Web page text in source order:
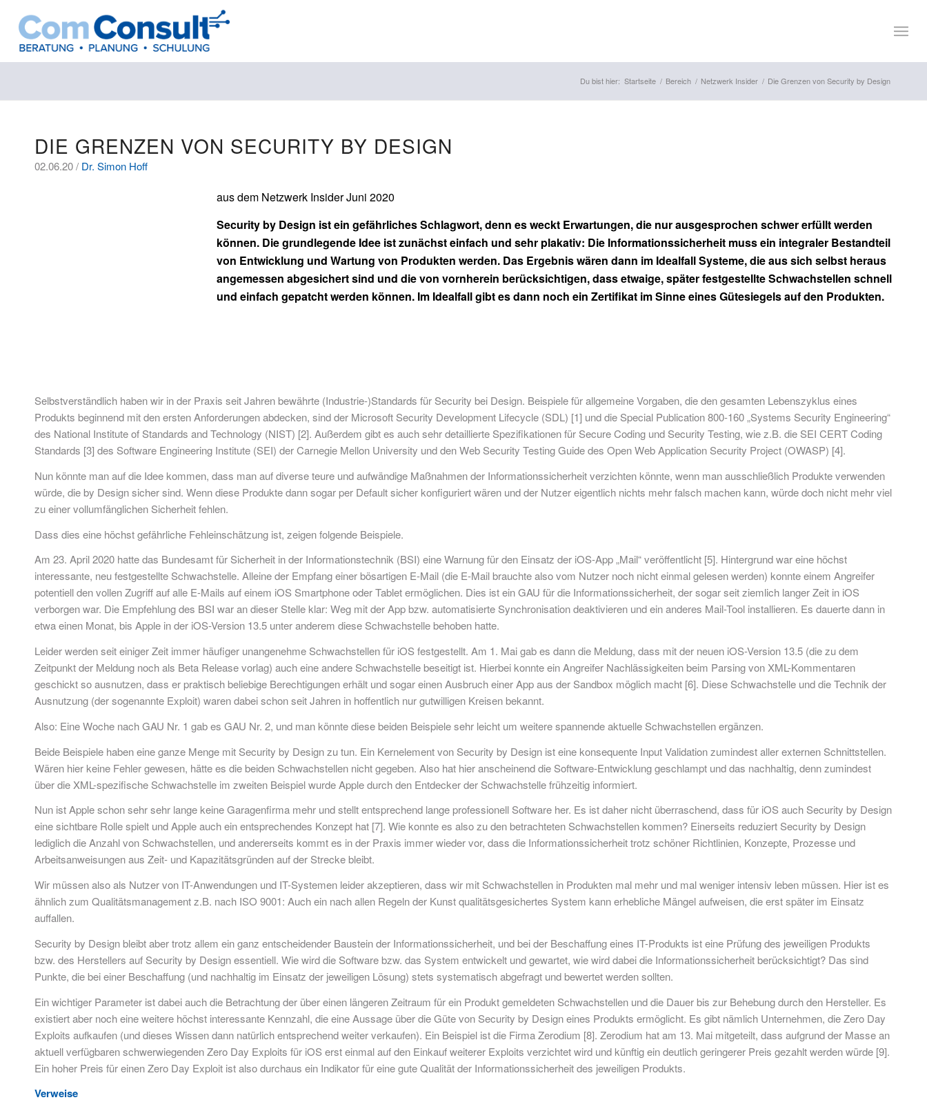
Du bist hier: Startseite / Bereich / Netzwerk Insider / Die Grenzen von Security by Design
DIE GRENZEN VON SECURITY BY DESIGN
02.06.20 / Dr. Simon Hoff
aus dem Netzwerk Insider Juni 2020
Security by Design ist ein gefährliches Schlagwort, denn es weckt Erwartungen, die nur ausgesprochen schwer erfüllt werden
können. Die grundlegende Idee ist zunächst einfach und sehr plakativ: Die Informationssicherheit muss ein integraler Bestandteil
von Entwicklung und Wartung von Produkten werden. Das Ergebnis wären dann im Idealfall Systeme, die aus sich selbst heraus
angemessen abgesichert sind und die von vornherein berücksichtigen, dass etwaige, später festgestellte Schwachstellen schnell
und einfach gepatcht werden können. Im Idealfall gibt es dann noch ein Zertifikat im Sinne eines Gütesiegels auf den Produkten.
Selbstverständlich haben wir in der Praxis seit Jahren bewährte (Industrie-)Standards für Security bei Design. Beispiele für allgemeine Vorgaben, die den gesamten Lebenszyklus eines
Produkts beginnend mit den ersten Anforderungen abdecken, sind der Microsoft Security Development Lifecycle (SDL) [1] und die Special Publication 800-160 „Systems Security Engineering“
des National Institute of Standards and Technology (NIST) [2]. Außerdem gibt es auch sehr detaillierte Spezifikationen für Secure Coding und Security Testing, wie z.B. die SEI CERT Coding
Standards [3] des Software Engineering Institute (SEI) der Carnegie Mellon University und den Web Security Testing Guide des Open Web Application Security Project (OWASP) [4].
Nun könnte man auf die Idee kommen, dass man auf diverse teure und aufwändige Maßnahmen der Informationssicherheit verzichten könnte, wenn man ausschließlich Produkte verwenden
würde, die by Design sicher sind. Wenn diese Produkte dann sogar per Default sicher konfiguriert wären und der Nutzer eigentlich nichts mehr falsch machen kann, würde doch nicht mehr viel
zu einer vollumfänglichen Sicherheit fehlen.
Dass dies eine höchst gefährliche Fehleinschätzung ist, zeigen folgende Beispiele.
Am 23. April 2020 hatte das Bundesamt für Sicherheit in der Informationstechnik (BSI) eine Warnung für den Einsatz der iOS-App „Mail“ veröffentlicht [5]. Hintergrund war eine höchst
interessante, neu festgestellte Schwachstelle. Alleine der Empfang einer bösartigen E-Mail (die E-Mail brauchte also vom Nutzer noch nicht einmal gelesen werden) konnte einem Angreifer
potentiell den vollen Zugriff auf alle E-Mails auf einem iOS Smartphone oder Tablet ermöglichen. Dies ist ein GAU für die Informationssicherheit, der sogar seit ziemlich langer Zeit in iOS
verborgen war. Die Empfehlung des BSI war an dieser Stelle klar: Weg mit der App bzw. automatisierte Synchronisation deaktivieren und ein anderes Mail-Tool installieren. Es dauerte dann in
etwa einen Monat, bis Apple in der iOS-Version 13.5 unter anderem diese Schwachstelle behoben hatte.
Leider werden seit einiger Zeit immer häufiger unangenehme Schwachstellen für iOS festgestellt. Am 1. Mai gab es dann die Meldung, dass mit der neuen iOS-Version 13.5 (die zu dem
Zeitpunkt der Meldung noch als Beta Release vorlag) auch eine andere Schwachstelle beseitigt ist. Hierbei konnte ein Angreifer Nachlässigkeiten beim Parsing von XML-Kommentaren
geschickt so ausnutzen, dass er praktisch beliebige Berechtigungen erhält und sogar einen Ausbruch einer App aus der Sandbox möglich macht [6]. Diese Schwachstelle und die Technik der
Ausnutzung (der sogenannte Exploit) waren dabei schon seit Jahren in hoffentlich nur gutwilligen Kreisen bekannt.
Also: Eine Woche nach GAU Nr. 1 gab es GAU Nr. 2, und man könnte diese beiden Beispiele sehr leicht um weitere spannende aktuelle Schwachstellen ergänzen.
Beide Beispiele haben eine ganze Menge mit Security by Design zu tun. Ein Kernelement von Security by Design ist eine konsequente Input Validation zumindest aller externen Schnittstellen.
Wären hier keine Fehler gewesen, hätte es die beiden Schwachstellen nicht gegeben. Also hat hier anscheinend die Software-Entwicklung geschlampt und das nachhaltig, denn zumindest
über die XML-spezifische Schwachstelle im zweiten Beispiel wurde Apple durch den Entdecker der Schwachstelle frühzeitig informiert.
Nun ist Apple schon sehr sehr lange keine Garagenfirma mehr und stellt entsprechend lange professionell Software her. Es ist daher nicht überraschend, dass für iOS auch Security by Design
eine sichtbare Rolle spielt und Apple auch ein entsprechendes Konzept hat [7]. Wie konnte es also zu den betrachteten Schwachstellen kommen? Einerseits reduziert Security by Design
lediglich die Anzahl von Schwachstellen, und andererseits kommt es in der Praxis immer wieder vor, dass die Informationssicherheit trotz schöner Richtlinien, Konzepte, Prozesse und
Arbeitsanweisungen aus Zeit- und Kapazitätsgründen auf der Strecke bleibt.
Wir müssen also als Nutzer von IT-Anwendungen und IT-Systemen leider akzeptieren, dass wir mit Schwachstellen in Produkten mal mehr und mal weniger intensiv leben müssen. Hier ist es
ähnlich zum Qualitätsmanagement z.B. nach ISO 9001: Auch ein nach allen Regeln der Kunst qualitätsgesichertes System kann erhebliche Mängel aufweisen, die erst später im Einsatz
auffallen.
Security by Design bleibt aber trotz allem ein ganz entscheidender Baustein der Informationssicherheit, und bei der Beschaffung eines IT-Produkts ist eine Prüfung des jeweiligen Produkts
bzw. des Herstellers auf Security by Design essentiell. Wie wird die Software bzw. das System entwickelt und gewartet, wie wird dabei die Informationssicherheit berücksichtigt? Das sind
Punkte, die bei einer Beschaffung (und nachhaltig im Einsatz der jeweiligen Lösung) stets systematisch abgefragt und bewertet werden sollten.
Ein wichtiger Parameter ist dabei auch die Betrachtung der über einen längeren Zeitraum für ein Produkt gemeldeten Schwachstellen und die Dauer bis zur Behebung durch den Hersteller. Es
existiert aber noch eine weitere höchst interessante Kennzahl, die eine Aussage über die Güte von Security by Design eines Produkts ermöglicht. Es gibt nämlich Unternehmen, die Zero Day
Exploits aufkaufen (und dieses Wissen dann natürlich entsprechend weiter verkaufen). Ein Beispiel ist die Firma Zerodium [8]. Zerodium hat am 13. Mai mitgeteilt, dass aufgrund der Masse an
aktuell verfügbaren schwerwiegenden Zero Day Exploits für iOS erst einmal auf den Einkauf weiterer Exploits verzichtet wird und künftig ein deutlich geringerer Preis gezahlt werden würde [9].
Ein hoher Preis für einen Zero Day Exploit ist also durchaus ein Indikator für eine gute Qualität der Informationssicherheit des jeweiligen Produkts.
Verweise